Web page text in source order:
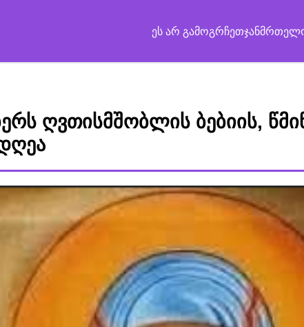
ეს არ გამოგრჩეთ
ღვთისმშობლის ბებიის,